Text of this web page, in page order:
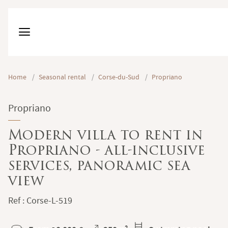
Home / Seasonal rental / Corse-du-Sud / Propriano
Propriano
Modern villa to rent in
Propriano - all-inclusive
services, panoramic sea
view
Ref : Corse-L-519